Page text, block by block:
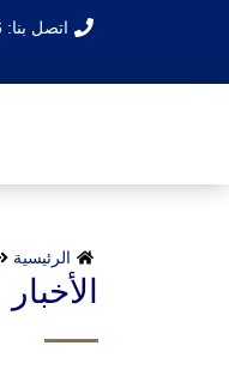
اتصل بنا: 920020066
الرئيسية
الأخبار